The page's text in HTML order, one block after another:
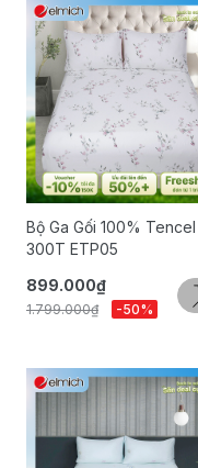
Bộ Ga Gối 100% Tencel
300T ETP05
899.000₫
1.799.000₫ -50%